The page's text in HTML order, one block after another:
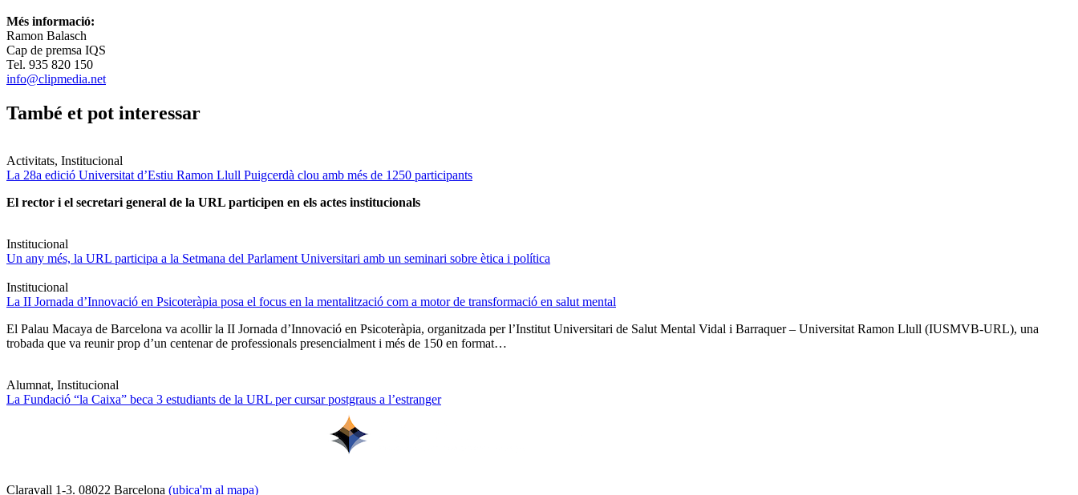
Més informació:
Ramon Balasch
Cap de premsa IQS
Tel. 935 820 150
info@clipmedia.net
També et pot interessar
Activitats, Institucional
La 28a edició Universitat d’Estiu Ramon Llull Puigcerdà clou amb més de 1250 participants
El rector i el secretari general de la URL participen en els actes institucionals
Institucional
Un any més, la URL participa a la Setmana del Parlament Universitari amb un seminari sobre ètica i política
Institucional
La II Jornada d’Innovació en Psicoteràpia posa el focus en la mentalització com a motor de transformació en salut mental
El Palau Macaya de Barcelona va acollir la II Jornada d’Innovació en Psicoteràpia, organitzada per l’Institut Universitari de Salut Mental Vidal i Barraquer – Universitat Ramon Llull (IUSMVB-URL), una
trobada que va reunir prop d’un centenar de professionals presencialment i més de 150 en format…
Alumnat, Institucional
La Fundació “la Caixa” beca 3 estudiants de la URL per cursar postgraus a l’estranger
Claravall 1-3. 08022 Barcelona (ubica'm al mapa)